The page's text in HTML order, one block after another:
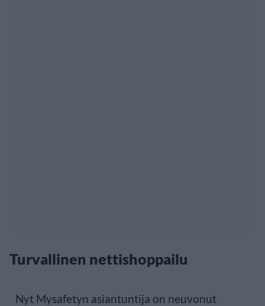
Turvallinen nettishoppailu
Nyt Mysafetyn asiantuntija on neuvonut